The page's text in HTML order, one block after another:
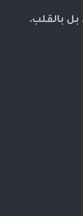
بالقلب.